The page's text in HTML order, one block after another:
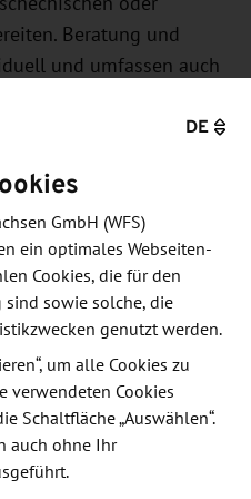
Beratung und
und umfassen auch
und Tschechien,
(AHK)
der
(AWIS).
nach
für den Aufbau
Absatzmöglichkeiten
mit der WFS in
DE
GmbH (WFS)
ein optimales Webseiten-
Cookies, die für den
sowie solche, die
genutzt werden.
um alle Cookies zu
verwendeten Cookies
Schaltfläche „Auswählen“.
auch ohne Ihr